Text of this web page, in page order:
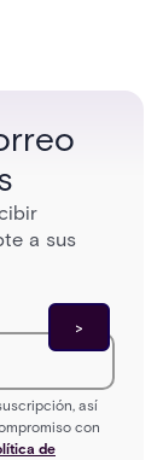
a sus
así
con
de